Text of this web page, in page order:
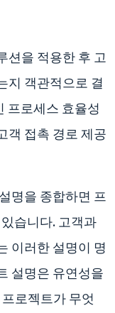
션을 적용한 후 고
지 객관적으로 결
프로세스 효율성
객 접촉 경로 제공
명을 종합하면 프
습니다. 고객과
이러한 설명이 명
설명은 유연성을
로젝트가 무엇